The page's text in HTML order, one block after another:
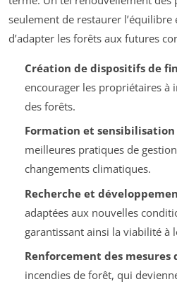
seulement de restaurer l’équilibre
d’adapter les forêts aux futures
Création de dispositifs de
encourager les propriétaires à
des forêts.
Formation et sensibilisation
meilleures pratiques de
changements climatiques.
Recherche et
adaptées aux nouvelles
garantissant ainsi la viabilité à
Renforcement des mesures
incendies de forêt, qui